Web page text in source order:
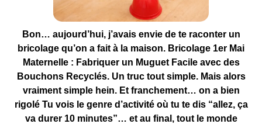
Bon… aujourd’hui, j’avais envie de te raconter un
bricolage qu’on a fait à la maison. Bricolage 1er Mai
Maternelle : Fabriquer un Muguet Facile avec des
Bouchons Recyclés. Un truc tout simple. Mais alors
vraiment simple hein. Et franchement… on a bien
rigolé Tu vois le genre d’activité où tu te dis “allez, ça
va durer 10 minutes”… et au final, tout le monde